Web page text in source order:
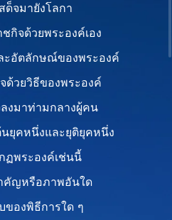
ด็จมายังโลกา
กิจด้วยพระองค์เอง
ะอัตลักษณ์ของพระองค์
ด้วยวิธีของพระองค์
งมาท่ามกลางผู้คน
นยุคหนึ่งและยุติยุคหนึ่ง
ฏพระองค์เช่นนี้
คัญหรือภาพอันใด
ของพิธีการใด ๆ